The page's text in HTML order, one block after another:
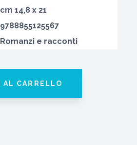
cm 14,8 x 21
9788855125567
Romanzi e racconti
AL CARRELLO